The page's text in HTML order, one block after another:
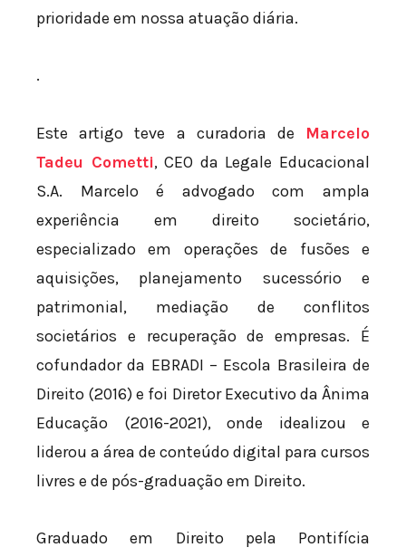
prioridade em nossa atuação diária.
.
Este artigo teve a curadoria de Marcelo
Tadeu Cometti, CEO da Legale Educacional
S.A. Marcelo é advogado com ampla
experiência em direito societário,
especializado em operações de fusões e
aquisições, planejamento sucessório e
patrimonial, mediação de conflitos
societários e recuperação de empresas. É
cofundador da EBRADI – Escola Brasileira de
Direito (2016) e foi Diretor Executivo da Ânima
Educação (2016-2021), onde idealizou e
liderou a área de conteúdo digital para cursos
livres e de pós-graduação em Direito.
Graduado em Direito pela Pontifícia